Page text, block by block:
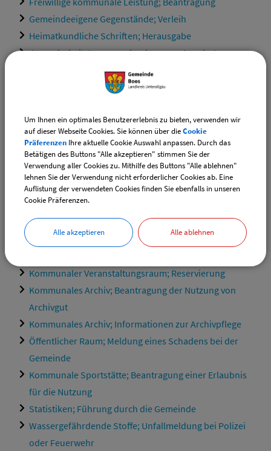
Gemeindeeigene Gegenstände; Verleih
Heimatkundliche Schriften; Herausgabe
Jugendarbeit; Inanspruchnahme von Angeboten
Kommunale Ferienangebote; Informationen und
Kommunale Liegenschaftsverwaltung; Informationen
Kommunale öffentliche Einrichtungen; Erlass einer
Benutzungsordnung
Kommunale öffentliche Einrichtungen; Zahlung der
Benutzungsgebühren
Kommunale Publikationen und Materialien; Erhalt
Kommunale Registraturarbeiten; Informationen
Kommunale Veranstaltungen; Informationen und
Kommunaler Veranstaltungsraum; Reservierung
Kommunales Archiv; Beantragung der Nutzung von
Archivgut
Kommunales Archiv; Informationen zur Archivpflege
Öffentlicher Raum; Meldung eines Schadens bei der
Gemeinde
Kommunale Sportstätte; Beantragung einer Erlaubnis
für die Nutzung
Statistiken; Führung durch die Gemeinde
Wassergefährdende Stoffe; Unfallmeldung bei Polizei
oder Feuerwehr
Um Ihnen ein optimales Benutzererlebnis zu bieten, verwenden wir
auf dieser Webseite Cookies. Sie können über dieCookie
Präferenzen Ihre aktuelle Cookie Auswahl anpassen. Durch das
Betätigen des Buttons "Alle akzeptieren" stimmen Sie der
Verwendung aller Cookies zu. Mithilfe des Buttons "Alle ablehnen"
lehnen Sie der Verwendung nicht erforderlicher Cookies ab. Eine
Auflistung der verwendeten Cookies finden Sie ebenfalls in unseren
Cookie Präferenzen.
Alle akzeptieren Alle ablehnen